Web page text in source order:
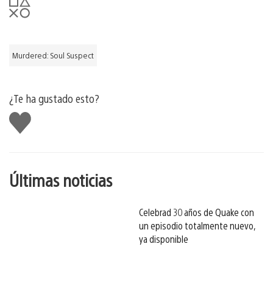
Murdered: Soul Suspect
¿Te ha gustado esto?
Me
gusta
Últimas noticias
Celebrad 30 años de Quake con
un episodio totalmente nuevo,
ya disponible